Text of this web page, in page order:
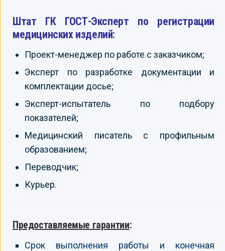
Штат ГК ГОСТ-Эксперт по регистрации
медицинских изделий:
Проект-менеджер по работе с заказчиком;
Эксперт по разработке документации и
комплектации досье;
Эксперт-испытатель по подбору
показателей;
Медицинский писатель с профильным
образованием;
Переводчик;
Курьер.
Предоставляемые гарантии:
Срок выполнения работы и конечная